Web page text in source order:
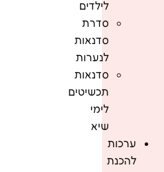
לילדים
סדרת
סדנאות
לנערות
סדנאות
תכשיטים
לימי
שיא
ערכות
להכנת